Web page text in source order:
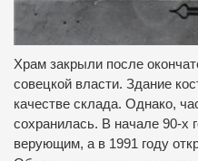
Храм закрыли после
совецкой власти. Здание
качестве склада. Однако,
сохранилась. В начале 90-х
верующим, а в 1991 году